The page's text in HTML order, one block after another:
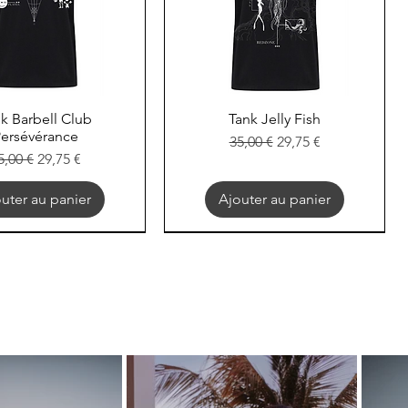
rapide
Barbell Club
original
€ Prix promotionnel
29,75 €
au panier
Aperçu rapide
Tank Jelly Fish
Prix original
35,00 € Prix promotionnel
29,75 €
Ajouter au panier